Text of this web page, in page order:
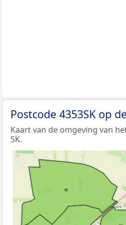
Postcode 4353SK op
Kaart van de omgeving van
SK.